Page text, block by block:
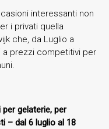
interessanti non
i privati quella
che, da Luglio a
prezzi competitivi per
gelaterie, per
– dal 6 luglio al 18